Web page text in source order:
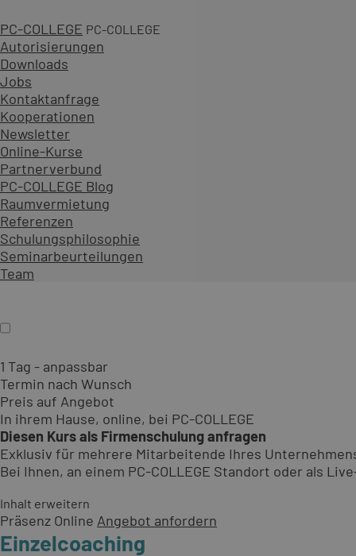
PC-COLLEGE PC-COLLEGE
Autorisierungen
Downloads
Jobs
Kontaktanfrage
Kooperationen
Newsletter
Online-Kurse
Partnerverbund
PC-COLLEGE Blog
Raumvermietung
Referenzen
Schulungsphilosophie
Seminarbeurteilungen
Team
1 Tag
ab 890,00 € zzgl. MwSt.
An 32 Standorten oder online
Diesen Kurs als offenes Seminar buchen
Gemeinsam mit Teilnehmenden aus verschiedenen
Als Präsenzseminar oder Live-Online-Training zu
Inhalt erweitern
PräsenzOnlineTermin auswählen
Firmenschulung
1 Tag - anpassbar
Termin nach Wunsch
Preis auf Angebot
In ihrem Hause, online, bei PC-COLLEGE
Diesen Kurs als Firmenschulung anfragen
Exklusiv für mehrere Mitarbeitende Ihres
Bei Ihnen, an einem PC-COLLEGE Standort oder als
Inhalt erweitern
Präsenz Online Angebot anfordern
Einzelcoaching